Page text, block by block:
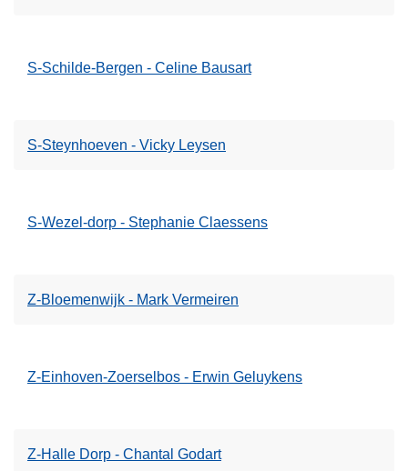
S-Schilde-Bergen - Celine Bausart
S-Steynhoeven - Vicky Leysen
S-Wezel-dorp - Stephanie Claessens
Z-Bloemenwijk - Mark Vermeiren
Z-Einhoven-Zoerselbos - Erwin Geluykens
Z-Halle Dorp - Chantal Godart